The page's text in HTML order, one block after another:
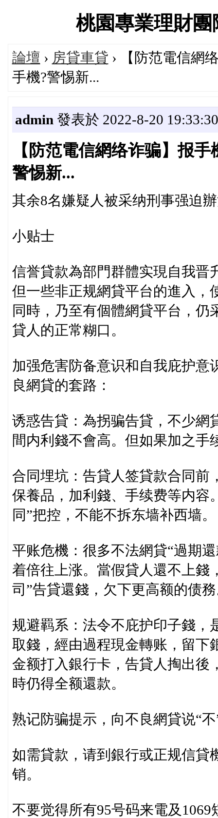
桃園專業理財
論壇 › 房貸車貸 › 【防范電信網
手機?警惕新...
admin 發表於 2022-8-20 19:33:30
【防范電信網络诈骗】报
警惕新...
其余8名嫌疑人被采纳刑事强迫
小贴士
信誉貸款為部門群體实現自我晋
但一些非正规網貸平台的進入，
同時，乃至有個體網貸平台，
貸人的正常糊口。
加强危害防备意识和自我庇护意
良網貸的套路：
诱惑告貸：為拐骗告貸，不少網
間内利錢不會高。但如果加之手
合同埋坑：告貸人签貸款合同前
保養品，加利錢、手续费等内容
同”把控，不能不拆东墙补西墙。
平账危機：很多不法網貸“過期
着倍往上涨。當假貸人還不上錢
司”告貸還錢，欠下更高额的债
规避羁系：法令不庇护印子錢，
取錢，經由過程現金轉账，留下
金额打入銀行卡，告貸人掏出後
時仍得全额還款。
熟记防骗提示，向不良網貸说“不
如需貸款，请到銀行或正规信貸
销。
不要觉得所有95号码来電及